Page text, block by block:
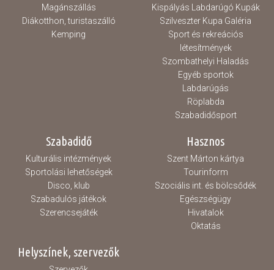
Magánszállás
Diákotthon, turistaszálló
Kemping
Kispályás Labdarúgó Kupák
Szilveszter Kupa Galéria
Sport és rekreációs
létesítmények
Szombathelyi Haladás
Egyéb sportok
Labdarúgás
Röplabda
Szabadidősport
Szabadidő
Kulturális intézmények
Sportolási lehetőségek
Disco, klub
Szabadulós játékok
Szerencsejáték
Hasznos
Szent Márton kártya
Tourinform
Szociális int. és bölcsődék
Egészségügy
Hivatalok
Oktatás
Helyszínek, szervezők